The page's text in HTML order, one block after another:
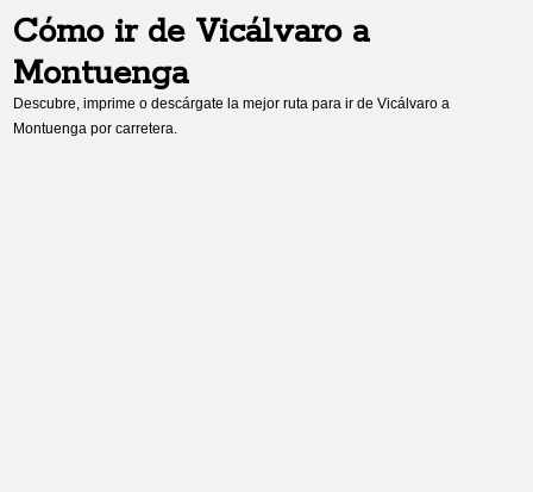
Cómo ir de Vicálvaroa
Montuenga
Descubre, imprime o descárgate la mejor ruta para ir deVicálvaro a
Montuenga por carretera.